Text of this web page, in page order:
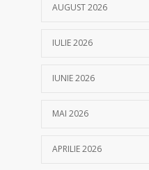
AUGUST 2026
IULIE 2026
IUNIE 2026
MAI 2026
APRILIE 2026